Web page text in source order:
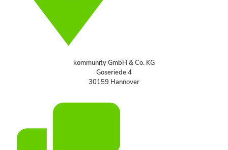
kommunity GmbH & Co. KG
Goseriede 4
30159 Hannover